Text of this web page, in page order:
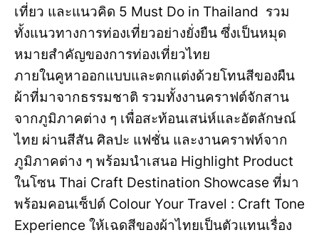
เที่ยว และแนวคิด 5 Must Do in Thailand รวม
ทั้งแนวทางการท่องเที่ยวอย่างยั่งยืน ซึ่งเป็นหมุด
หมายสำคัญของการท่องเที่ยวไทย
ภายในคูหาออกแบบและตกแต่งด้วยโทนสีของผืน
ผ้าที่มาจากธรรมชาติ รวมทั้งงานคราฟต์จักสาน
จากภูมิภาคต่าง ๆ เพื่อสะท้อนเสน่ห์และอัตลักษณ์
ไทย ผ่านสีสัน ศิลปะ แฟชั่น และงานคราฟท์จาก
ภูมิภาคต่าง ๆ พร้อมนำเสนอ Highlight Product
ในโซน Thai Craft Destination Showcase ที่มา
พร้อมคอนเซ็ปต์ Colour Your Travel : Craft Tone
Experience ให้เฉดสีของผ้าไทยเป็นตัวแทนเรื่อง